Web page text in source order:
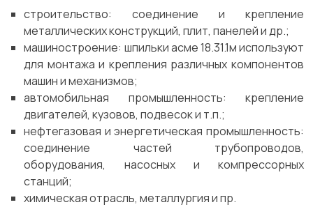
строительство: соединение и крепление
металлических конструкций, плит, панелей и др.;
машиностроение: шпильки асме 18.31.1м используют
для монтажа и крепления различных компонентов
машин и механизмов;
автомобильная промышленность: крепление
двигателей, кузовов, подвесок и т.п.;
нефтегазовая и энергетическая промышленность:
соединение частей трубопроводов,
оборудования, насосных и компрессорных
станций;
химическая отрасль, металлургия и пр.